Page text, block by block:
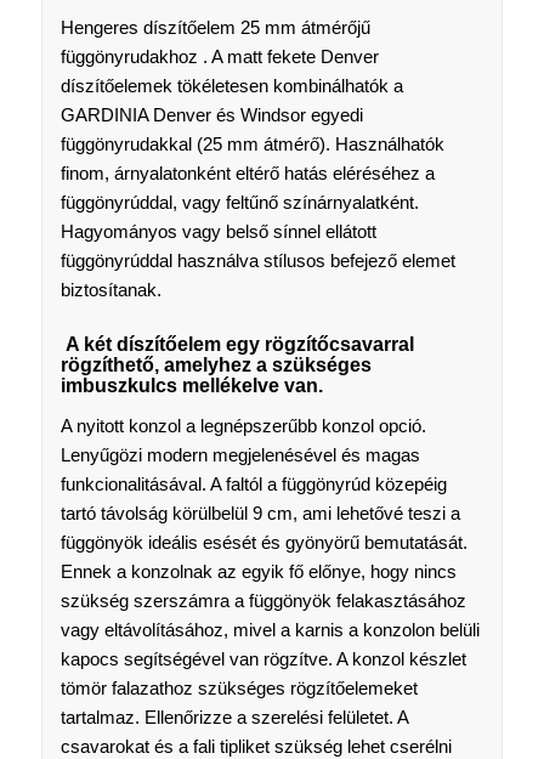
Hengeres díszítőelem 25 mm átmérőjű
függönyrudakhoz . A matt fekete Denver
díszítőelemek tökéletesen kombinálhatók a
GARDINIA Denver és Windsor egyedi
függönyrudakkal (25 mm átmérő). Használhatók
finom, árnyalatonként eltérő hatás eléréséhez a
függönyrúddal, vagy feltűnő színárnyalatként.
Hagyományos vagy belső sínnel ellátott
függönyrúddal használva stílusos befejező elemet
biztosítanak.
A két díszítőelem egy rögzítőcsavarral
rögzíthető, amelyhez a szükséges
imbuszkulcs mellékelve van.
A nyitott konzol a legnépszerűbb konzol opció.
Lenyűgözi modern megjelenésével és magas
funkcionalitásával. A faltól a függönyrúd közepéig
tartó távolság körülbelül 9 cm, ami lehetővé teszi a
függönyök ideális esését és gyönyörű bemutatását.
Ennek a konzolnak az egyik fő előnye, hogy nincs
szükség szerszámra a függönyök felakasztásához
vagy eltávolításához, mivel a karnis a konzolon belüli
kapocs segítségével van rögzítve. A konzol készlet
tömör falazathoz szükséges rögzítőelemeket
tartalmaz. Ellenőrizze a szerelési felületet. A
csavarokat és a fali tipliket szükség lehet cserélni